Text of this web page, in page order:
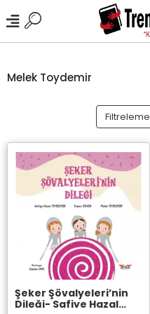
Melek Toydemir
Filtreleme
Şeker Şövalyeleri’nin
Dileği- Safiye Hazal